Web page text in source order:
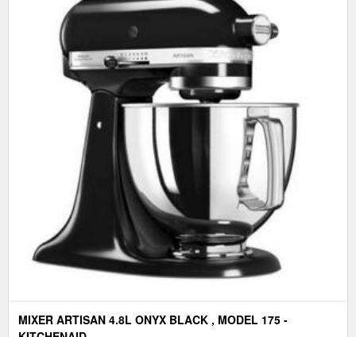
MIXER ARTISAN 4.8L ONYX BLACK , MODEL 175 -